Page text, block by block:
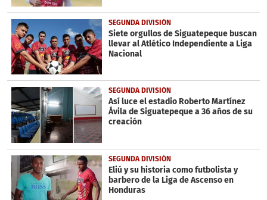
SEGUNDA DIVISIÓN
Siete orgullos de Siguatepeque buscan
llevar al Atlético Independiente a Liga
Nacional
SEGUNDA DIVISIÓN
Así luce el estadio Roberto Martínez
Ávila de Siguatepeque a 36 años de su
creación
SEGUNDA DIVISIÓN
Eliú y su historia como futbolista y
barbero de la Liga de Ascenso en
Honduras